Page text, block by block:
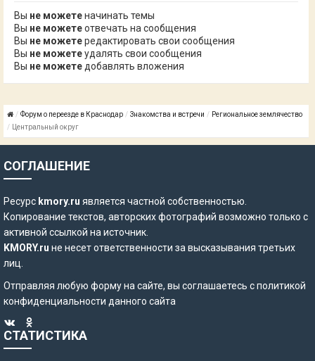
Вы не можетеначинать темы
Вы не можетеотвечать на сообщения
Вы не можетередактировать свои сообщения
Вы не можетеудалять свои сообщения
Вы не можете добавлять вложения
Форум о переезде в Краснодар Знакомства и встречи
Региональное землячество
Центральный округ
СОГЛАШЕНИЕ
Ресурс kmory.ru является частной собственностью.
Копирование текстов, авторских фотографий возможно только с
активной ссылкой на источник.
KMORY.ru не несет ответственности за высказывания третьих
лиц.
Отправляя любую форму на сайте, вы соглашаетесь сполитикой
конфиденциальности данного сайта
СТАТИСТИКА